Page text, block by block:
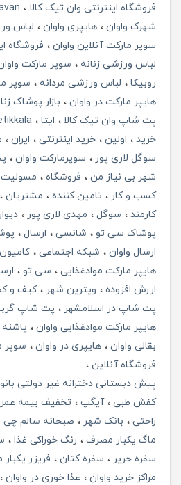
فروشگاه اینترنتی وان تیک کالا
شهرک واوان
هایپری واوان
لباس
سوپر مارکت آنلاین واوان
فروشگاه
لباس ورزشی زنانه
سوپر مارکت
روبیکا
لباس ورزشی مردانه
سوپر
هایپر مارکت در واوان
بازار پوشاک
پت شاپ وان تیک کالا
ایتا
خرید
اولین خرید اینترنتی ایران
سوگل لاری پور
سوپرمارکت واوان
شهر بی نیاز من
فروشگاه مسولیت
کسب و کار
تامین کننده مشتریان
کارمند
سوگل مهدی لاری پور دیوار
پوشاک سی تو
شانسی ارسال
ارسال واوان
شبکه اجتماعی
هایپر مارکت موادغذایی
سی تو
ارزش افزوده
ویترین شهر
کیف و
پت شاپ در اسلامشهر
پت شاپ
هایپر مارکت موادغذایی واوان
بقالی واوان
هایپری در واوان
سوپر
فروشگاه آنلاین
پیش دبستانی دخترانه غیر دولتی
کفش طبی
آیگپ تخفیف بیمه عمر
راحتی
بانک شهر صبحانه سالم چی
ماگ یکبار مصرف
رنگ خوراکی غذا
سفره حریر
سفره کتان
فریزر
مراکز خرید واوان
غذا خوری در واوان